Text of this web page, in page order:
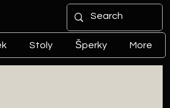
Stoly Šperky More